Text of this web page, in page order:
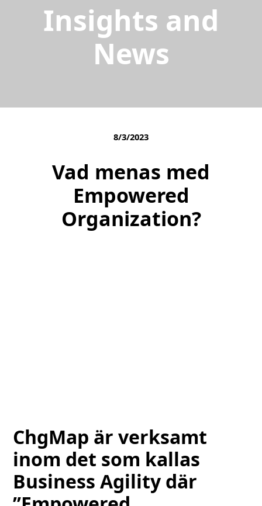
Insights and
News
8/3/2023
Vad menas med
Empowered
Organization?
ChgMap är verksamt
inom det som kallas
Business Agility där